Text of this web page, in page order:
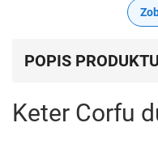
POPIS PRODUKTU
Keter Corfu